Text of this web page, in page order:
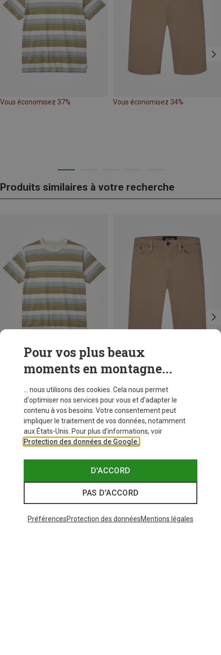
Vous économisez 37% Vous économisez 34%
Produits similaires à votre recherche
Vous économisez 37% Vous économisez 34%
Pour vos plus beaux
moments en montagne...
... nous utilisons des cookies. Cela nous permet
d'optimiser nos services pour vous et d'adapter le
contenu à vos besoins. Votre consentement peut
impliquer le traitement de vos données, notamment
aux États-Unis. Pour plus d'informations, voir
Protection des données de Google.
D'ACCORD
PAS D'ACCORD
PréférencesProtection des donnéesMentions légales